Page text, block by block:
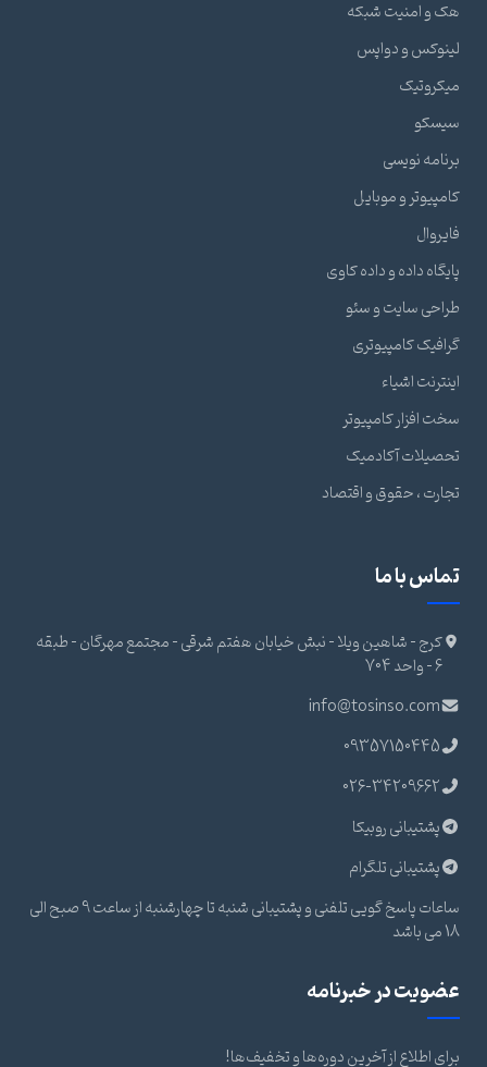
هک و امنیت شبکه
لینوکس و دواپس
میکروتیک
سیسکو
برنامه نویسی
کامپیوتر و موبایل
فایروال
پایگاه داده و داده کاوی
طراحی سایت و سئو
گرافیک کامپیوتری
اینترنت اشیاء
سخت افزار کامپیوتر
تحصیلات آکادمیک
تجارت ، حقوق و اقتصاد
تماس با ما
کرج - شاهین ویلا - نبش خیابان هفتم شرقی - مجتمع مهرگان - طبقه
6 - واحد 704
info@tosinso.com
09357150445
026-34209662
پشتیبانی روبیکا
پشتیبانی تلگرام
ساعات پاسخ گویی تلفنی و پشتیبانی شنبه تا چهارشنبه از ساعت 9 صبح الی
18 می باشد
عضویت در خبرنامه
برای اطلاع از آخرین دوره‌ها و تخفیف‌ها!